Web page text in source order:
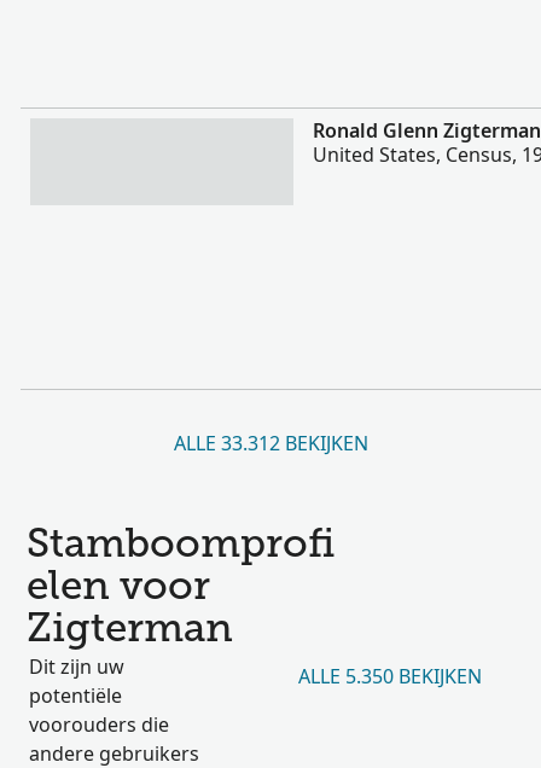
Meer
Ronald Glenn Zigterman
United States, Census,
ALLE 33.312 BEKIJKEN
Stamboomprofi
elen voor
Zigterman
Dit zijn uw
potentiële
voorouders die
andere gebruikers
ALLE 5.350 BEKIJKEN